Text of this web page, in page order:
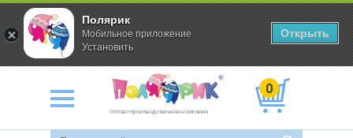
Оптово-производственная компания
0
Полярик
Мобильное приложение
Установить
Открыть